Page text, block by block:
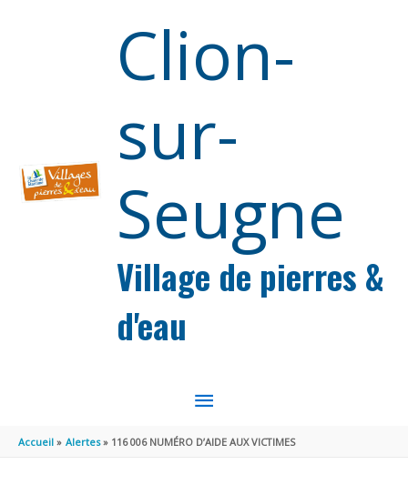
Clion-
sur-
Seugne
Village de pierres &
d'eau
MENU
PRINCIPAL
Accueil Alertes 116 006 NUMÉRO D’AIDE AUX VICTIMES